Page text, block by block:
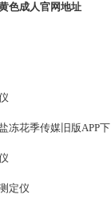
色成人官网地址
冻花季传媒旧版APP下
定仪